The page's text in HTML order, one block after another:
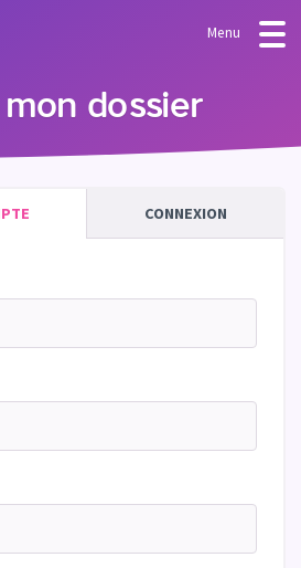
Menu
dossier
CONNEXION